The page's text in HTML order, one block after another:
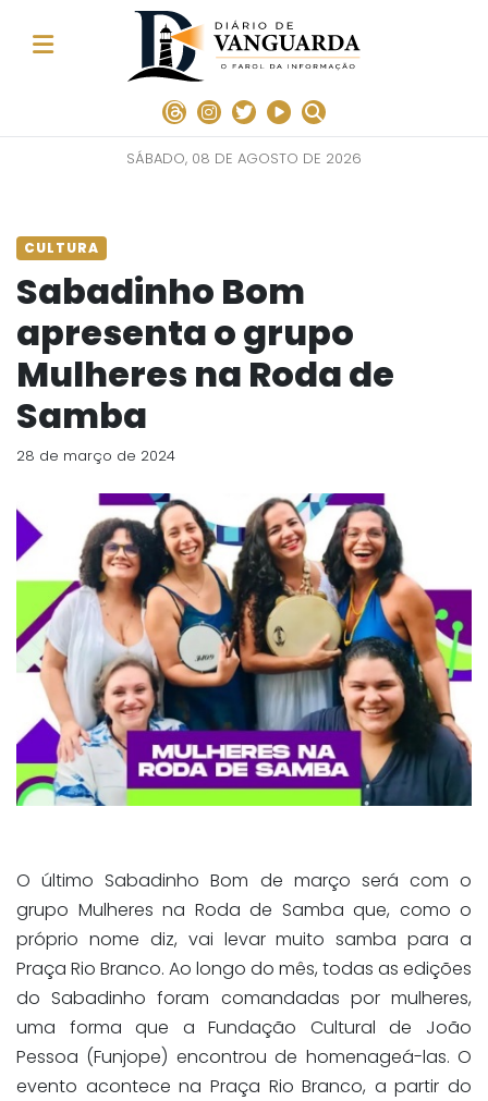
SÁBADO, 08 DE AGOSTO DE 2026
CULTURA
Sabadinho Bom
apresenta o grupo
Mulheres na Roda de
Samba
28 de março de 2024
O último Sabadinho Bom de março será com o
grupo Mulheres na Roda de Samba que, como o
próprio nome diz, vai levar muito samba para a
Praça Rio Branco. Ao longo do mês, todas as edições
do Sabadinho foram comandadas por mulheres,
uma forma que a Fundação Cultural de João
Pessoa (Funjope) encontrou de homenageá-las. O
evento acontece na Praça Rio Branco, a partir do